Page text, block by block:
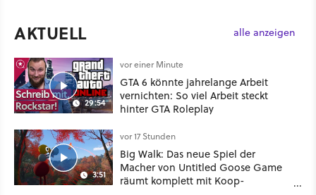
AKTUELL alle anzeigen
29:54
vor einer Minute
GTA 6 könnte jahrelange Arbeit
vernichten: So viel Arbeit steckt
hinter GTA Roleplay
3:51
vor 17 Stunden
Big Walk: Das neue Spiel der
Macher von Untitled Goose Game
räumt komplett mit Koop-